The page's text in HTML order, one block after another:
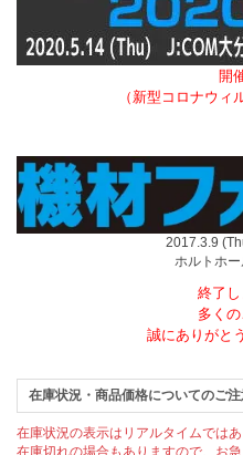
開
（新型コロナウィ
2017.3.9
ホルトホ
終了し
多くの
誠にありがと
在庫状況・商品価格についてのご
在庫状況の表示はリアルタイムではあ